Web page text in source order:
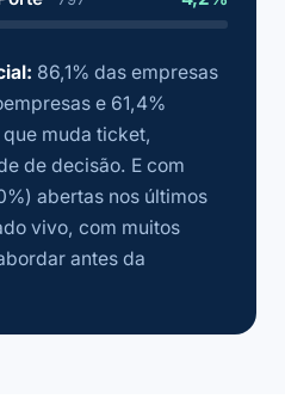
86,1% das empresas
e 61,4%
muda ticket,
de decisão. E com
abertas nos últimos
vivo, com muitos
antes da